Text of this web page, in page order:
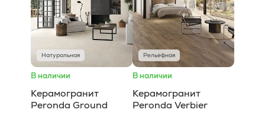
Натуральная
В наличии
Керамогранит
Peronda Ground
Рельефная
В наличии
Керамогранит
Peronda Verbier